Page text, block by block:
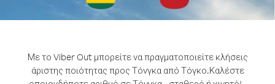
Με το Viber Out μπορείτε να πραγματοποιείτε κλήσεις
άριστης ποιότητας προς Τόνγκα από Τόγκο.Καλέστε